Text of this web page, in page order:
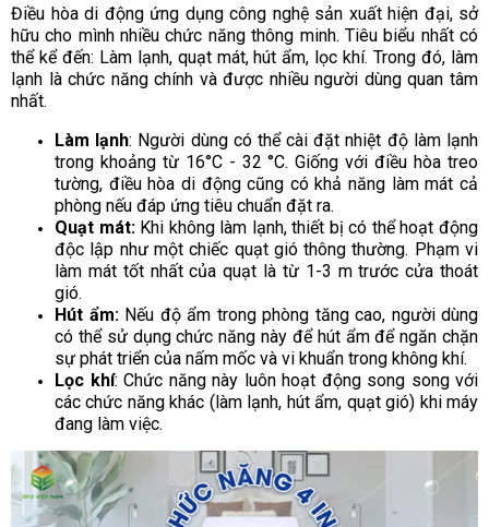
Điều hòa di động ứng dụng công nghệ sản xuất hiện đại, sở
hữu cho mình nhiều chức năng thông minh. Tiêu biểu nhất có
thể kể đến: Làm lạnh, quạt mát, hút ẩm, lọc khí. Trong đó, làm
lạnh là chức năng chính và được nhiều người dùng quan tâm
nhất.
Làm lạnh: Người dùng có thể cài đặt nhiệt độ làm lạnh
trong khoảng từ 16°C - 32 °C. Giống với điều hòa treo
tường, điều hòa di động cũng có khả năng làm mát cả
phòng nếu đáp ứng tiêu chuẩn đặt ra.
Quạt mát:Khi không làm lạnh, thiết bị có thể hoạt động
độc lập như một chiếc quạt gió thông thường. Phạm vi
làm mát tốt nhất của quạt là từ 1-3 m trước cửa thoát
gió.
Hút ẩm:Nếu độ ẩm trong phòng tăng cao, người dùng
có thể sử dụng chức năng này để hút ẩm để ngăn chặn
sự phát triển của nấm mốc và vi khuẩn trong không khí.
Lọc khí: Chức năng này luôn hoạt động song song với
các chức năng khác (làm lạnh, hút ẩm, quạt gió) khi máy
đang làm việc.